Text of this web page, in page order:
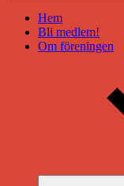
Hem
Bli medlem!
Om föreningen